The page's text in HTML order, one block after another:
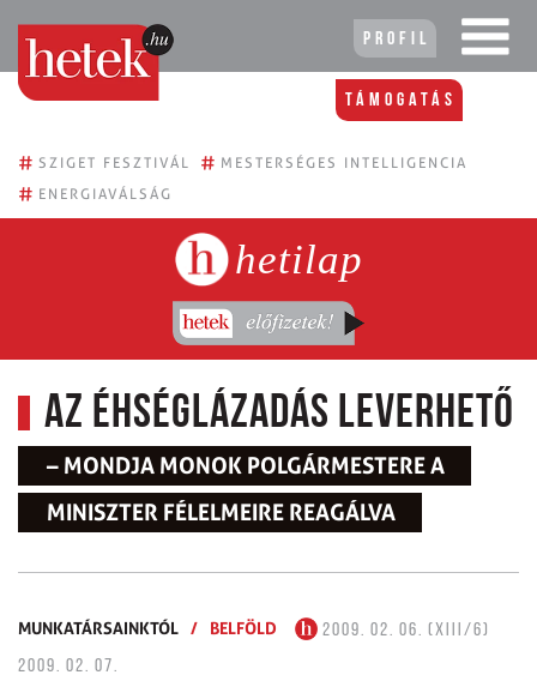
Profil
Támogatás
# SZIGET FESZTIVÁL # MESTERSÉGES INTELLIGENCIA
# ENERGIAVÁLSÁG
hetilap
Az éhséglázadás leverhető
– MONDJA MONOK POLGÁRMESTERE A
MINISZTER FÉLELMEIRE REAGÁLVA
MUNKATÁRSAINKTÓL / BELFÖLD
2009. 02. 06. (XIII/6)
2009. 02. 07.